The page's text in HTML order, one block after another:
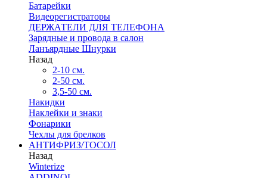
Батарейки
Видеорегистраторы
ДЕРЖАТЕЛИ ДЛЯ ТЕЛЕФОНА
Зарядные и провода в салон
Ланъярдные Шнурки
Назад
2-10 см.
2-50 см.
3,5-50 см.
Накидки
Наклейки и знаки
Фонарики
Чехлы для брелков
АНТИФРИЗ/ТОСОЛ
Назад
Winterize